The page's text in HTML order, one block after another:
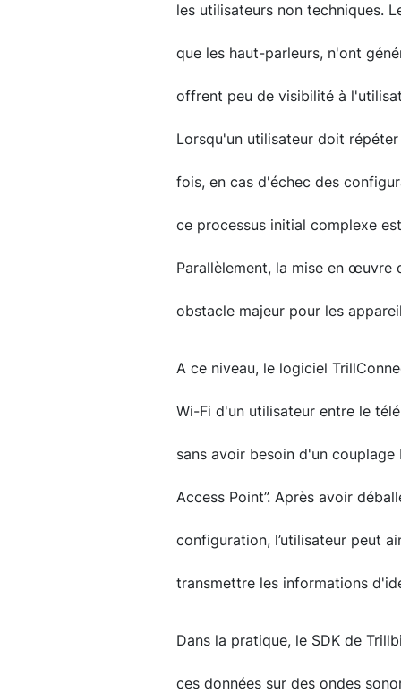
les utilisateurs non techniques.
que les haut-parleurs, n'ont
offrent peu de visibilité à
Lorsqu'un utilisateur doit
fois, en cas d'échec des
ce processus initial complexe
Parallèlement, la mise en œuvre
obstacle majeur pour les
A ce niveau, le logiciel
Wi-Fi d'un utilisateur entre le
sans avoir besoin d'un
Access Point”. Après avoir
configuration, l’utilisateur peut
transmettre les informations
Dans la pratique, le SDK de
ces données sur des ondes